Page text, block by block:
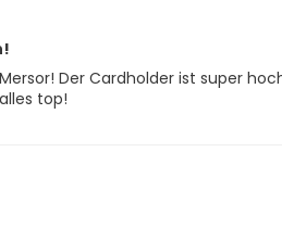
Der Cardholder ist super
top!